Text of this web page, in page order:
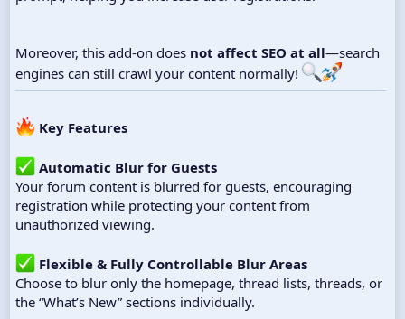
Moreover, this add-on does not affect SEO at all—search
engines can still crawl your content normally!
Key Features
Automatic Blur for Guests
Your forum content is blurred for guests, encouraging
registration while protecting your content from
unauthorized viewing.
Flexible & Fully Controllable Blur Areas
Choose to blur only the homepage, thread lists, threads, or
the “What’s New” sections individually.